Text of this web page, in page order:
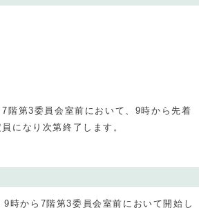
階第3委員会室前において、9時から先着
になり次第終了します。
9時から7階第3委員会室前において開始し